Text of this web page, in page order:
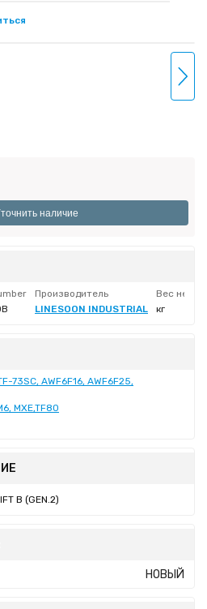
наличие
Производитель
Вес нетто
LINESOON INDUSTRIAL кг
73SC, AWF6F16, AWF6F25,
MXE,TF80
B (GEN.2)
НОВЫЙ